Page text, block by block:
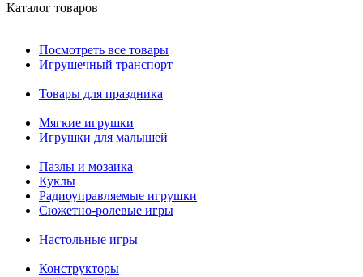
Каталог товаров
Посмотреть все товары
Игрушечный транспорт
Товары для праздника
Мягкие игрушки
Игрушки для малышей
Пазлы и мозаика
Куклы
Радиоуправляемые игрушки
Сюжетно-ролевые игры
Настольные игры
Конструкторы